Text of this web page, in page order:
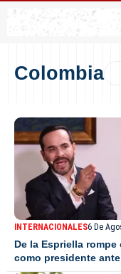
Colombia
INTERNACIONALES6 De
De la Espriella
como presidente